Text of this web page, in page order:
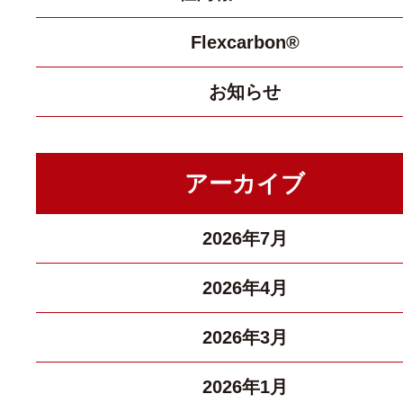
Flexcarbon®
お知らせ
アーカイブ
2026年7月
2026年4月
2026年3月
2026年1月